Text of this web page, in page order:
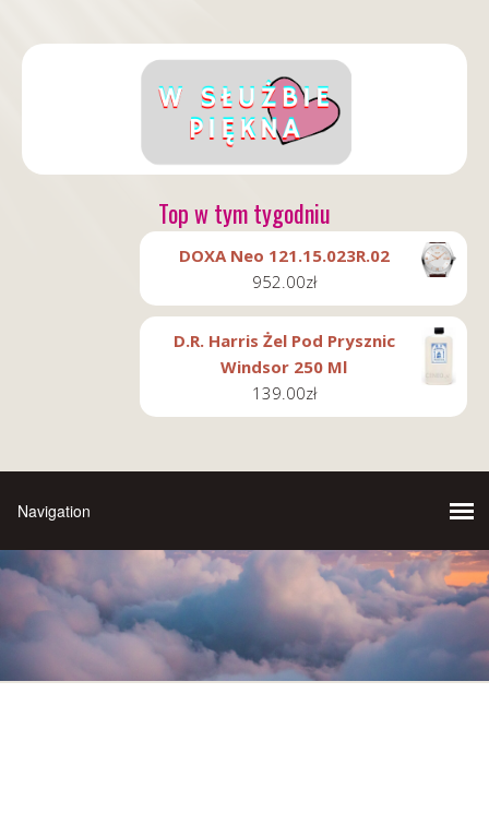
Top w tym tygodniu
DOXA Neo 121.15.023R.02
952.00zł
D.R. Harris Żel Pod Prysznic
Windsor 250 Ml
139.00zł